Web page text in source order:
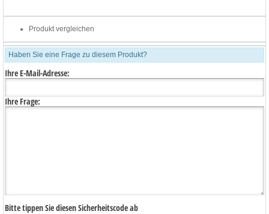
Produkt vergleichen
Haben Sie eine Frage zu diesem Produkt?
Ihre E-Mail-Adresse:
Ihre Frage:
Bitte tippen Sie diesen Sicherheitscode ab